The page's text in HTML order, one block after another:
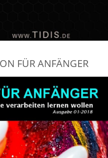
FÜR ANFÄNGER